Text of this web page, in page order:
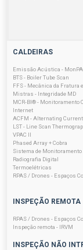
CALDEIRAS
Emissão Acústica -
BTS - Boiler Tube Scan
FFS - Mecânica da Fratura
Mistras - Integridade MD
MCR-BI® - Monitoramento
Internet
ACFM - Alternating
LST - Line Scan
VPAC II
Phased Array + Cobra
Sistema de Monitoramento
Radiografia Digital
Termoelétricas
RPAS / Drones - Espaços
INSPEÇÃO REMOTA
RPAS / Drones - Espaços
Inspeção remota - IRVM
INSPEÇÃO NÃO